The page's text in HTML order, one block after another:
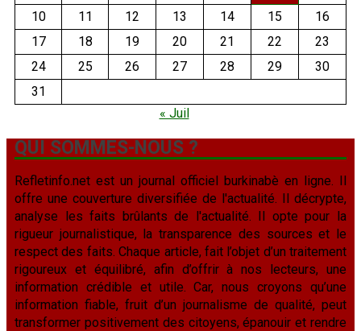
10
11 12 13 14 15
16
17
18 19 20 21 22
23
24
25 26 27 28 29
30
31
« Juil
QUI SOMMES-NOUS ?
Refletinfo.net est un journal officiel burkinabè en ligne. Il
offre une couverture diversifiée de l'actualité. Il décrypte,
analyse les faits brûlants de l'actualité. Il opte pour la
rigueur journalistique, la transparence des sources et le
respect des faits. Chaque article, fait l’objet d’un traitement
rigoureux et équilibré, afin d’offrir à nos lecteurs, une
information crédible et utile. Car, nous croyons qu’une
information fiable, fruit d’un journalisme de qualité, peut
transformer positivement des citoyens, épanouir et rendre